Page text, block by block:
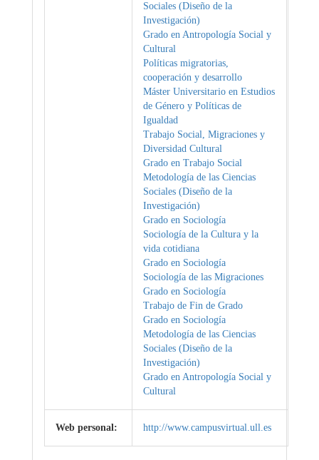
Sociales (Diseño de la
Investigación)
Grado en Antropología Social y
Cultural
Políticas migratorias,
cooperación y desarrollo
Máster Universitario en Estudios
de Género y Políticas de
Igualdad
Trabajo Social, Migraciones y
Diversidad Cultural
Grado en Trabajo Social
Metodología de las Ciencias
Sociales (Diseño de la
Investigación)
Grado en Sociología
Sociología de la Cultura y la
vida cotidiana
Grado en Sociología
Sociología de las Migraciones
Grado en Sociología
Trabajo de Fin de Grado
Grado en Sociología
Metodología de las Ciencias
Sociales (Diseño de la
Investigación)
Grado en Antropología Social y
Cultural
Web personal: http://www.campusvirtual.ull.es